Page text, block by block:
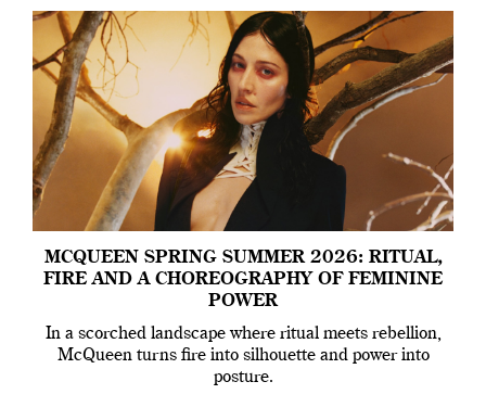
MCQUEEN SPRING SUMMER 2026: RITUAL,
FIRE AND A CHOREOGRAPHY OF FEMININE
POWER
In a scorched landscape where ritual meets rebellion,
McQueen turns fire into silhouette and power into
posture.